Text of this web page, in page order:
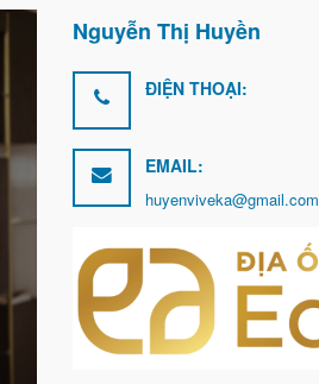
Nguyễn Thị Huyền
ĐIỆN THOẠI:
EMAIL:
huyenviveka@gmail.com